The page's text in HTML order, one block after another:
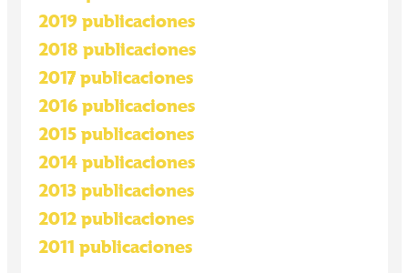
2019 publicaciones
2018 publicaciones
2017 publicaciones
2016 publicaciones
2015 publicaciones
2014 publicaciones
2013 publicaciones
2012 publicaciones
2011 publicaciones